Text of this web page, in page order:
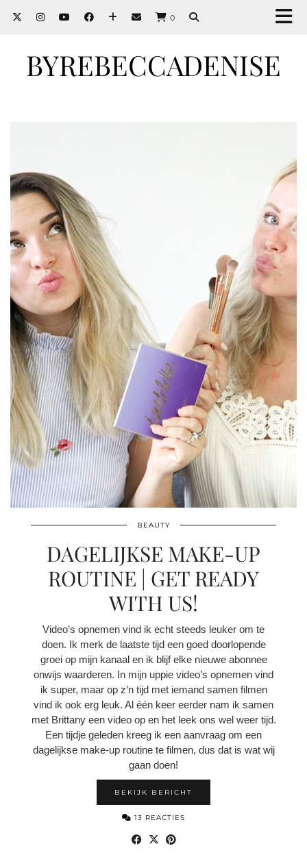
0
BYREBECCADENISE
BEAUTY
DAGELIJKSE MAKE-UP
ROUTINE | GET READY
WITH US!
Video’s opnemen vind ik echt steeds leuker om te
doen. Ik merk de laatste tijd een goed doorlopende
groei op mijn kanaal en ik blijf elke nieuwe abonnee
onwijs waarderen. In mijn uppie video’s opnemen vind
ik super, maar op z’n tijd met iemand samen filmen
vind ik ook erg leuk. Al één keer eerder nam ik samen
met Brittany een video op en het leek ons wel weer tijd.
Een tijdje geleden kreeg ik een aanvraag om een
dagelijkse make-up routine te filmen, dus dat is wat wij
gaan doen!
BEKIJK BERICHT
13 REACTIES